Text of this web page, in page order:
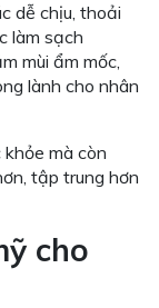
dễ chịu, thoải
làm sạch
mùi ẩm mốc,
lành cho nhân
mà còn
tập trung hơn
cho